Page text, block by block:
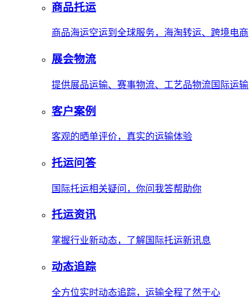
商品托运
商品海运空运到全球服务，海淘转运、跨境电商
展会物流
提供展品运输、赛事物流、工艺品物流国际运输
客户案例
客观的晒单评价，真实的运输体验
托运问答
国际托运相关疑问，你问我答帮助你
托运资讯
掌握行业新动态，了解国际托运新讯息
动态追踪
全方位实时动态追踪，运输全程了然于心